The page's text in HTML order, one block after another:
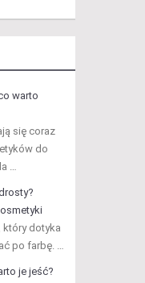
warto
się coraz
do
…
który dotyka
po farbę. …
je jeść?